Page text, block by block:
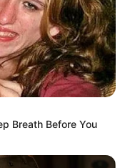
Breath Before You